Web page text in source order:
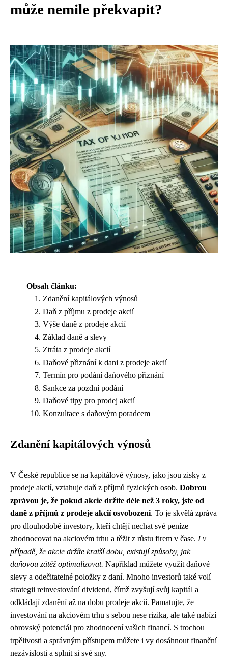
může nemile překvapit?
Obsah článku:
Zdanění kapitálových výnosů
Daň z příjmu z prodeje akcií
Výše daně z prodeje akcií
Základ daně a slevy
Ztráta z prodeje akcií
Daňové přiznání k dani z prodeje akcií
Termín pro podání daňového přiznání
Sankce za pozdní podání
Daňové tipy pro prodej akcií
Konzultace s daňovým poradcem
Zdanění kapitálových výnosů
V České republice se na kapitálové výnosy, jako jsou zisky z
prodeje akcií, vztahuje daň z příjmů fyzických osob. Dobrou
zprávou je, že pokud akcie držíte déle než 3 roky, jste od
daně z příjmů z prodeje akcií osvobozeni. To je skvělá zpráva
pro dlouhodobé investory, kteří chtějí nechat své peníze
zhodnocovat na akciovém trhu a těžit z růstu firem v čase. I v
případě, že akcie držíte kratší dobu, existují způsoby, jak
daňovou zátěž optimalizovat. Například můžete využít daňové
slevy a odečitatelné položky z daní. Mnoho investorů také volí
strategii reinvestování dividend, čímž zvyšují svůj kapitál a
odkládají zdanění až na dobu prodeje akcií. Pamatujte, že
investování na akciovém trhu s sebou nese rizika, ale také nabízí
obrovský potenciál pro zhodnocení vašich financí. S trochou
trpělivosti a správným přístupem můžete i vy dosáhnout finanční
nezávislosti a splnit si své sny.